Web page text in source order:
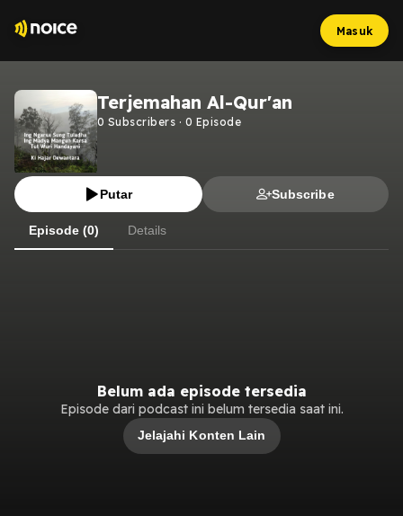
Masuk
Terjemahan Al-Qur'an
0 Subscribers · 0 Episode
Putar Subscribe
Episode (0) Details
Belum ada episode tersedia
Episode dari podcast ini belum tersedia saat ini.
Jelajahi Konten Lain